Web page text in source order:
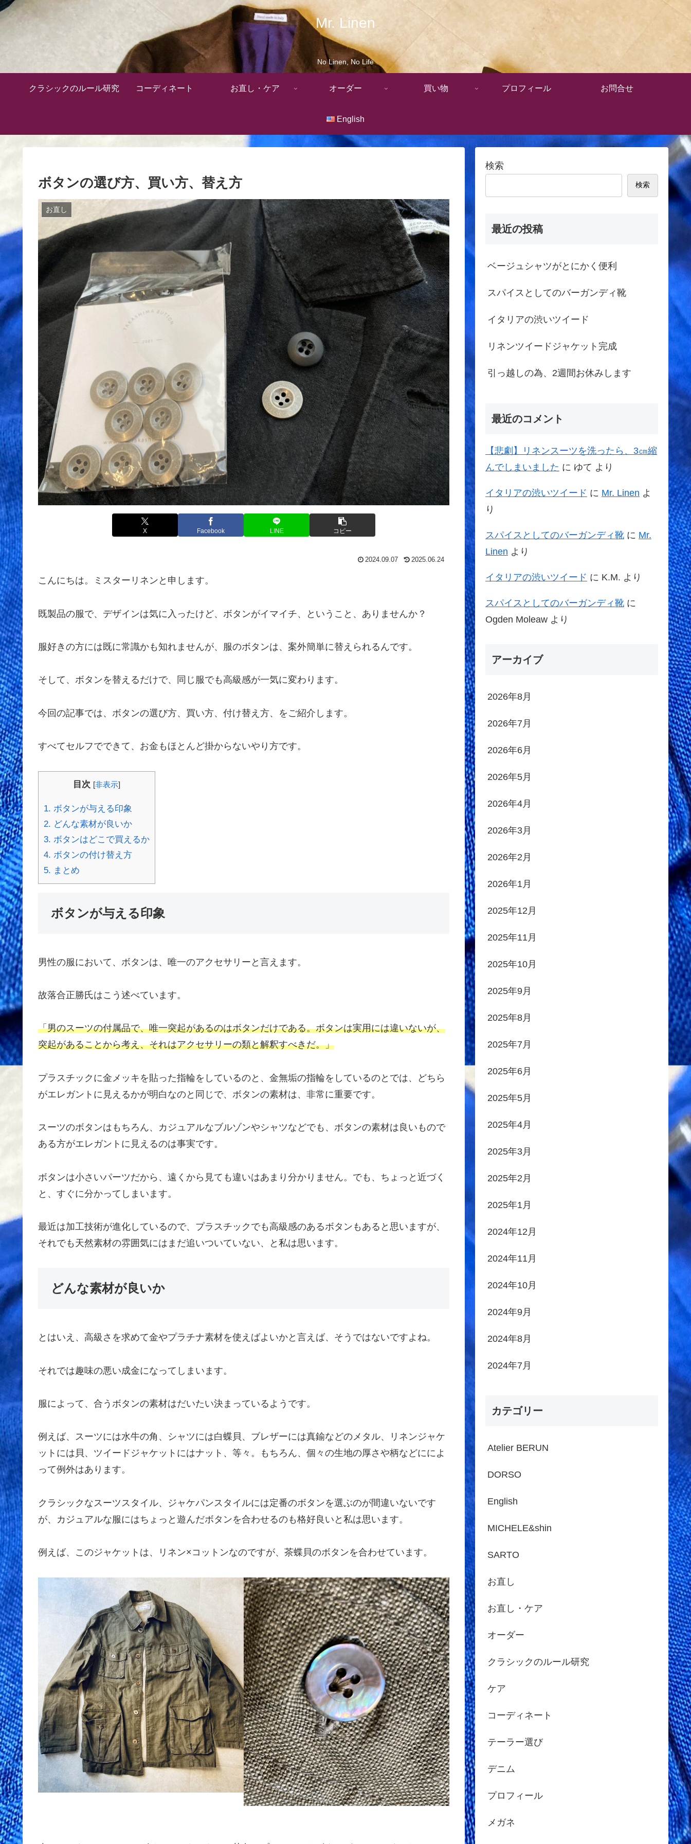
Mr. Linen
No Linen, No Life
クラシックのルール研究 コーディネート お直し・ケア オーダー 買い物 プロフィール お問合せ
English
ボタンの選び方、買い方、替え方
お直し
X Facebook LINE コピー
2024.09.07 2025.06.24
こんにちは。ミスターリネンと申します。
既製品の服で、デザインは気に入ったけど、ボタンがイマイチ、ということ、ありませんか？
服好きの方には既に常識かも知れませんが、服のボタンは、案外簡単に替えられるんです。
そして、ボタンを替えるだけで、同じ服でも高級感が一気に変わります。
今回の記事では、ボタンの選び方、買い方、付け替え方、をご紹介します。
すべてセルフでできて、お金もほとんど掛からないやり方です。
目次 [非表示]
1. ボタンが与える印象
2. どんな素材が良いか
3. ボタンはどこで買えるか
4. ボタンの付け替え方
5. まとめ
ボタンが与える印象
男性の服において、ボタンは、唯一のアクセサリーと言えます。
故落合正勝氏はこう述べています。
「男のスーツの付属品で、唯一突起があるのはボタンだけである。ボタンは実用には違いないが、
突起があることから考え、それはアクセサリーの類と解釈すべきだ。」
プラスチックに金メッキを貼った指輪をしているのと、金無垢の指輪をしているのとでは、どちら
がエレガントに見えるかが明白なのと同じで、ボタンの素材は、非常に重要です。
スーツのボタンはもちろん、カジュアルなブルゾンやシャツなどでも、ボタンの素材は良いもので
ある方がエレガントに見えるのは事実です。
ボタンは小さいパーツだから、遠くから見ても違いはあまり分かりません。でも、ちょっと近づく
と、すぐに分かってしまいます。
最近は加工技術が進化しているので、プラスチックでも高級感のあるボタンもあると思いますが、
それでも天然素材の雰囲気にはまだ追いついていない、と私は思います。
どんな素材が良いか
とはいえ、高級さを求めて金やプラチナ素材を使えばよいかと言えば、そうではないですよね。
それでは趣味の悪い成金になってしまいます。
服によって、合うボタンの素材はだいたい決まっているようです。
例えば、スーツには水牛の角、シャツには白蝶貝、ブレザーには真鍮などのメタル、リネンジャケ
ットには貝、ツイードジャケットにはナット、等々。もちろん、個々の生地の厚さや柄などにによ
って例外はあります。
クラシックなスーツスタイル、ジャケパンスタイルには定番のボタンを選ぶのが間違いないです
が、カジュアルな服にはちょっと遊んだボタンを合わせるのも格好良いと私は思います。
例えば、このジャケットは、リネン×コットンなのですが、茶蝶貝のボタンを合わせています。
検索
検索
最近の投稿
ベージュシャツがとにかく便利
スパイスとしてのバーガンディ靴
イタリアの渋いツイード
リネンツイードジャケット完成
引っ越しの為、2週間お休みします
最近のコメント
【悲劇】リネンスーツを洗ったら、3㎝縮
んでしまいました に ゆて より
イタリアの渋いツイード に Mr. Linen よ
り
スパイスとしてのバーガンディ靴 に Mr.
Linen より
イタリアの渋いツイード に K.M. より
スパイスとしてのバーガンディ靴 に
Ogden Moleaw より
アーカイブ
2026年8月
2026年7月
2026年6月
2026年5月
2026年4月
2026年3月
2026年2月
2026年1月
2025年12月
2025年11月
2025年10月
2025年9月
2025年8月
2025年7月
2025年6月
2025年5月
2025年4月
2025年3月
2025年2月
2025年1月
2024年12月
2024年11月
2024年10月
2024年9月
2024年8月
2024年7月
カテゴリー
Atelier BERUN
DORSO
English
MICHELE&shin
SARTO
お直し
お直し・ケア
オーダー
クラシックのルール研究
ケア
コーディネート
テーラー選び
デニム
プロフィール
メガネ